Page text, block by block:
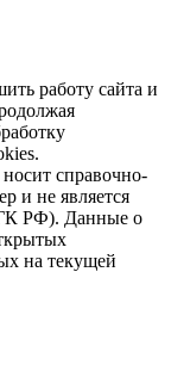
работу сайта и
справочно-
и не является
ГК РФ). Данные о
на текущей